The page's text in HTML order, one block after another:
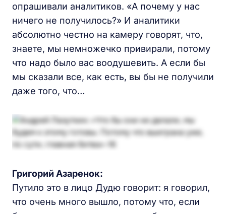
опрашивали аналитиков. «А почему у нас
ничего не получилось?» И аналитики
абсолютно честно на камеру говорят, что,
знаете, мы немножечко привирали, потому
что надо было вас воодушевить. А если бы
мы сказали все, как есть, вы бы не получили
даже того, что…
Григорий Азаренок:
Путило это в лицо Дудю говорит: я говорил,
что очень много вышло, потому что, если